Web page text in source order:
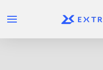
Skip to main content